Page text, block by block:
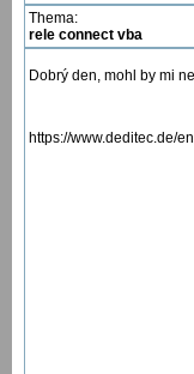
Thema:
rele connect vba
Dobrý den, mohl by mi
https://www.deditec.de/